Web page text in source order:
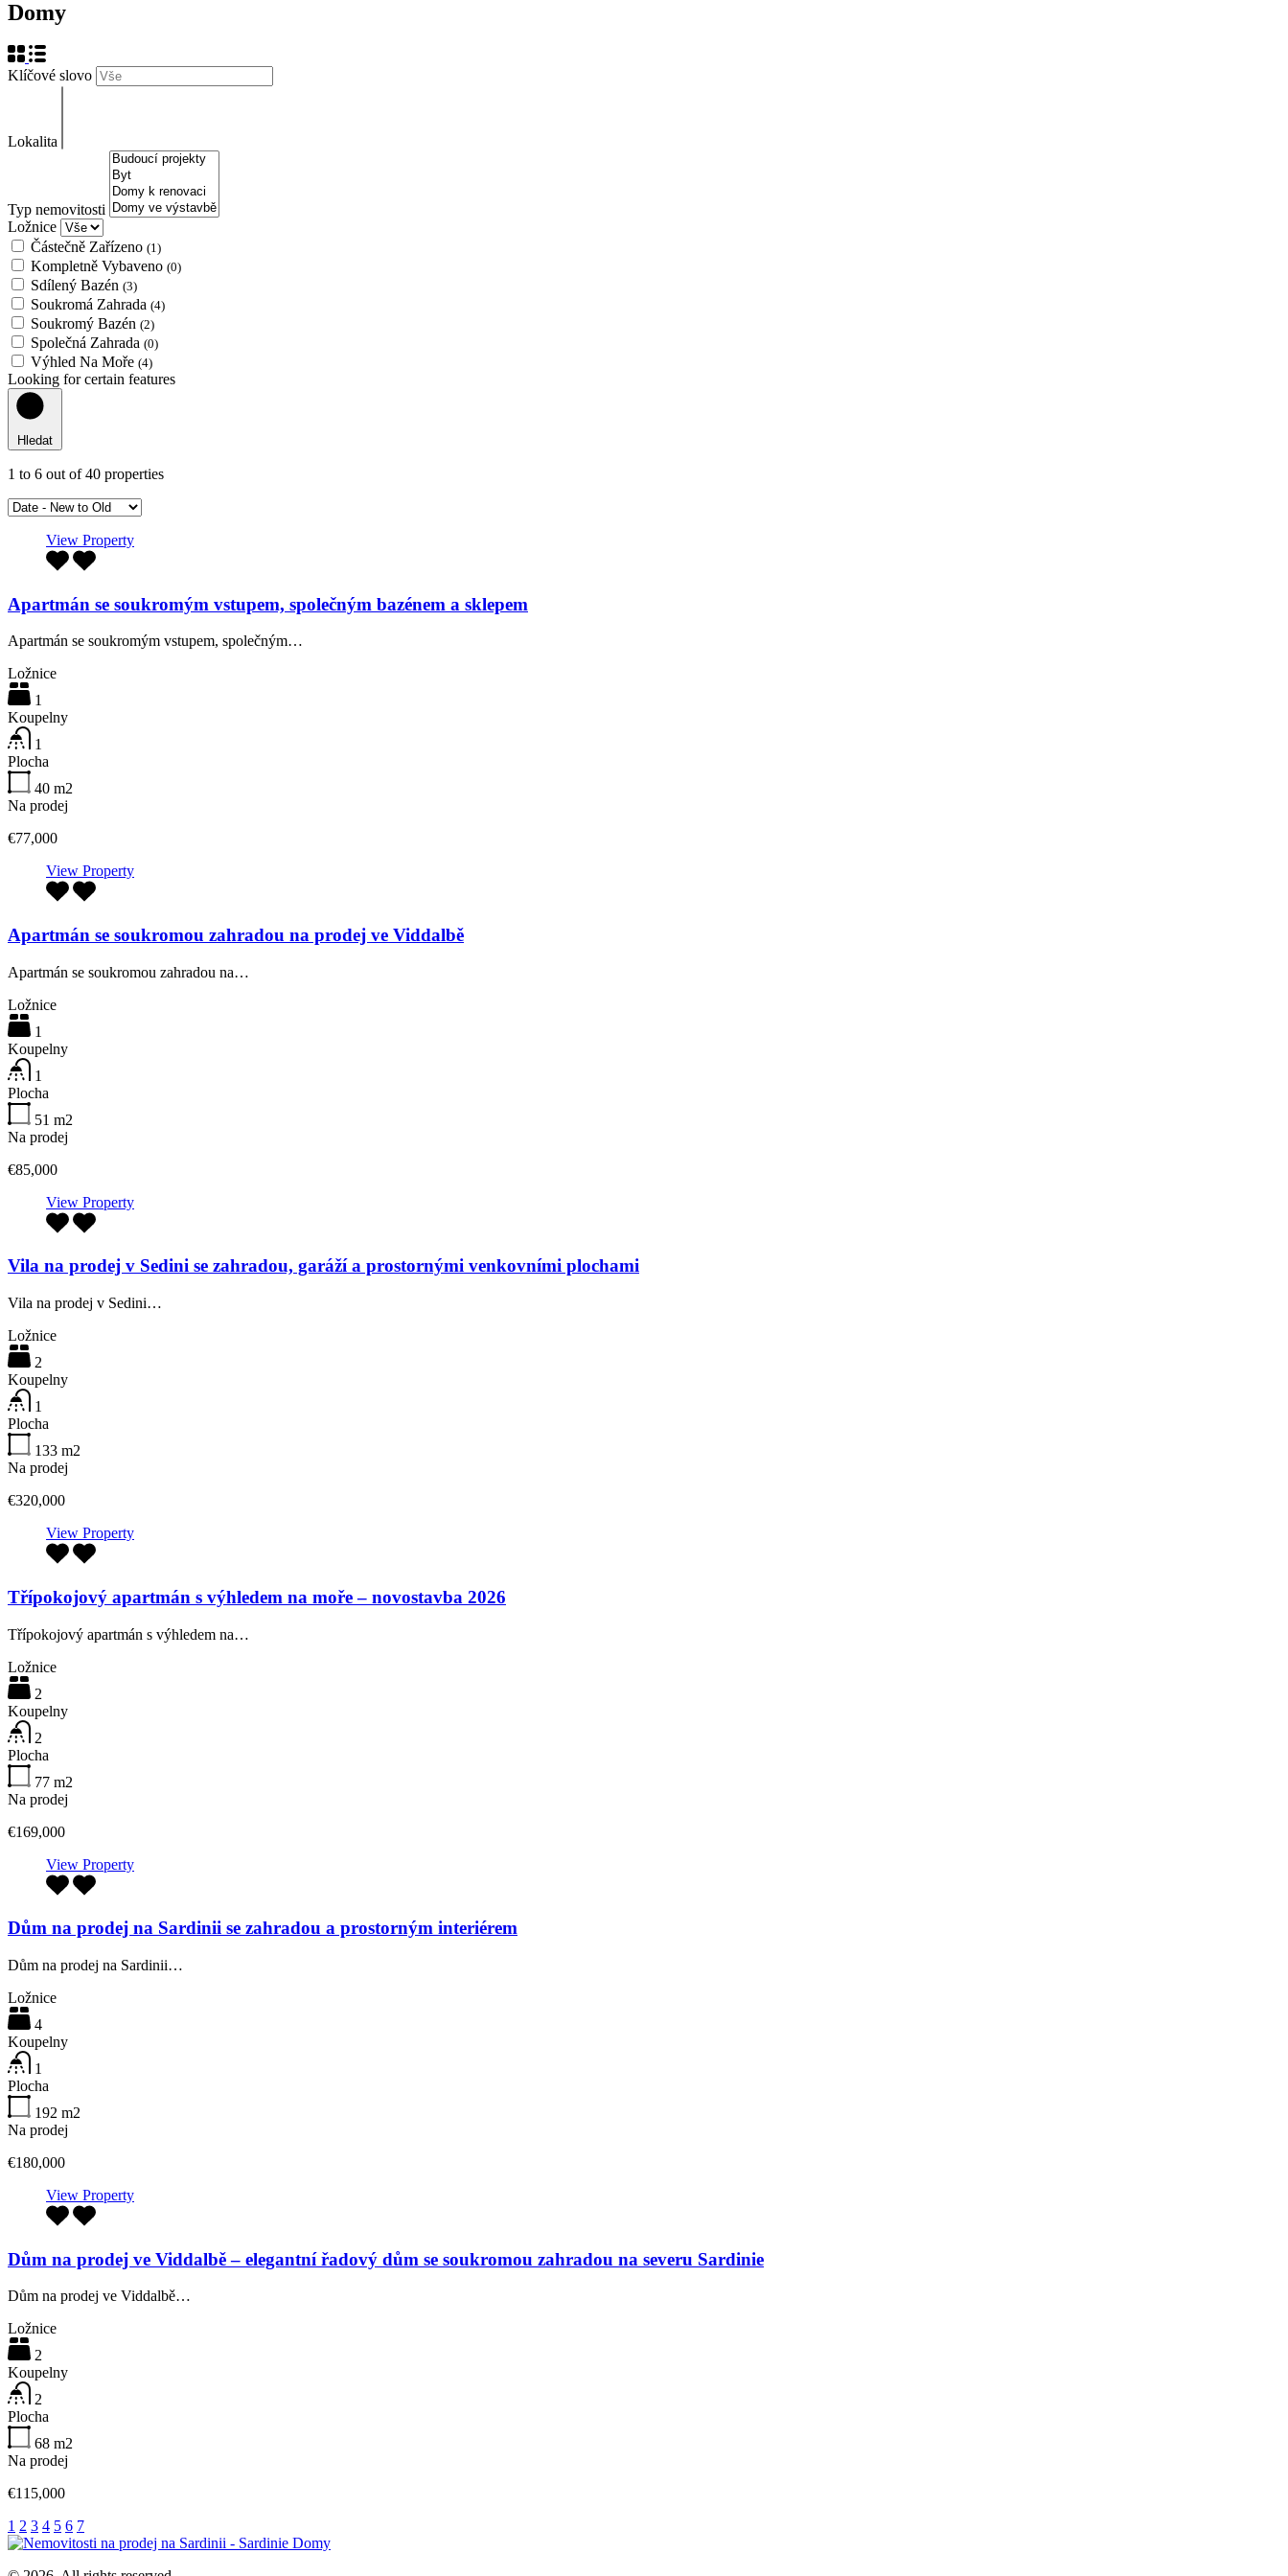
Domy
Klíčové slovo
Lokalita
Typ nemovitosti
Ložnice
Částečně Zařízeno (1)
Kompletně Vybaveno (0)
Sdílený Bazén (3)
Soukromá Zahrada (4)
Soukromý Bazén (2)
Společná Zahrada (0)
Výhled Na Moře (4)
Looking for certain features
Hledat
1 to 6 out of40 properties
View Property
Apartmán se soukromým vstupem, společným bazénem a sklepem
Apartmán se soukromým vstupem, společným…
Ložnice
1
Koupelny
1
Plocha
40 m2
Na prodej
€77,000
View Property
Apartmán se soukromou zahradou na prodej ve Viddalbě
Apartmán se soukromou zahradou na…
Ložnice
1
Koupelny
1
Plocha
51 m2
Na prodej
€85,000
View Property
Vila na prodej v Sedini se zahradou, garáží a prostornými venkovními plochami
Vila na prodej v Sedini…
Ložnice
2
Koupelny
1
Plocha
133 m2
Na prodej
€320,000
View Property
Třípokojový apartmán s výhledem na moře – novostavba 2026
Třípokojový apartmán s výhledem na…
Ložnice
2
Koupelny
2
Plocha
77 m2
Na prodej
€169,000
View Property
Dům na prodej na Sardinii se zahradou a prostorným interiérem
Dům na prodej na Sardinii…
Ložnice
4
Koupelny
1
Plocha
192 m2
Na prodej
€180,000
View Property
Dům na prodej ve Viddalbě – elegantní řadový dům se soukromou zahradou na severu Sardinie
Dům na prodej ve Viddalbě…
Ložnice
2
Koupelny
2
Plocha
68 m2
Na prodej
€115,000
1 2 3 4 5 6 7